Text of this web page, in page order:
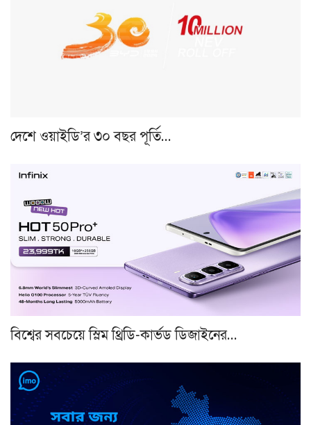
দেশে ওয়াইডি’র ৩০ বছর পূর্তি…
বিশ্বের সবচেয়ে স্লিম থ্রিডি-কার্ভড ডিজাইনের…